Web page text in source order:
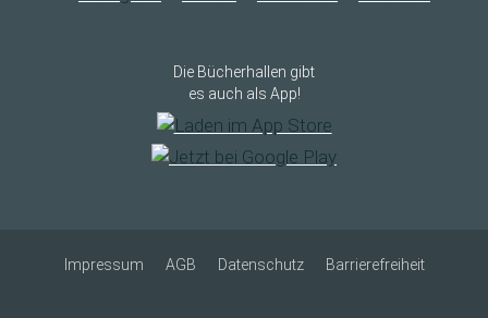
Die Bücherhallen gibt
es auch als App!
Impressum AGB Datenschutz Barrierefreiheit